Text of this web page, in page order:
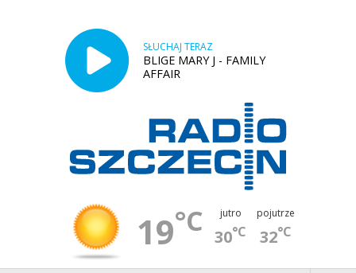
SŁUCHAJ TERAZ
BLIGE MARY J - FAMILY
AFFAIR
19°C jutro
30°C
pojutrze
32°C